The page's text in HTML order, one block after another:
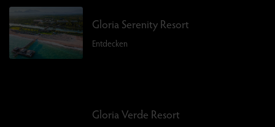
Gloria Serenity Resort
Entdecken
Gloria Verde Resort